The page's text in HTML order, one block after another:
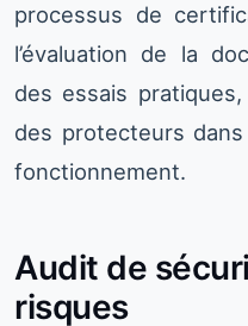
processus de
l’évaluation de la
des essais
des protecteurs
fonctionnement.
Audit de
risques